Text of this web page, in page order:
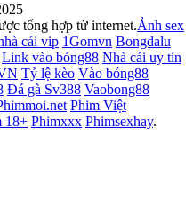
tổng hợp từ internet.Ảnh sex
cái vip 1Gomvn Bongdalu
Link vào bóng88 Nhà cái uy tín
Tỷ lệ kèo Vào bóng88
Đá gà Sv388 Vaobong88
Phim Việt
18+ Phimxxx Phimsexhay.